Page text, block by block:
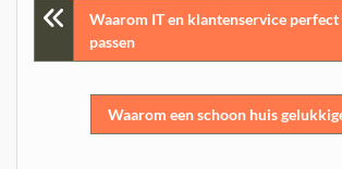
Post
navigation
Waarom IT en klantenservice
passen
Waarom een schoon huis